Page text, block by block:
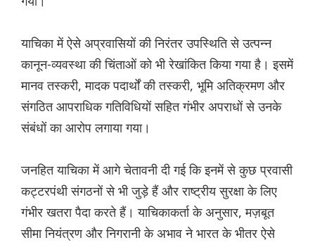
याचिका में ऐसे अप्रवासियों की निरंतर उपस्थिति से उत्पन्न
कानून-व्यवस्था की चिंताओं को भी रेखांकित किया गया है। इसमें
मानव तस्करी, मादक पदार्थों की तस्करी, भूमि अतिक्रमण और
संगठित आपराधिक गतिविधियों सहित गंभीर अपराधों से उनके
संबंधों का आरोप लगाया गया।
जनहित याचिका में आगे चेतावनी दी गई कि इनमें से कुछ प्रवासी
कट्टरपंथी संगठनों से भी जुड़े हैं और राष्ट्रीय सुरक्षा के लिए
गंभीर खतरा पैदा करते हैं। याचिकाकर्ता के अनुसार, मज़बूत
सीमा नियंत्रण और निगरानी के अभाव ने भारत के भीतर ऐसे